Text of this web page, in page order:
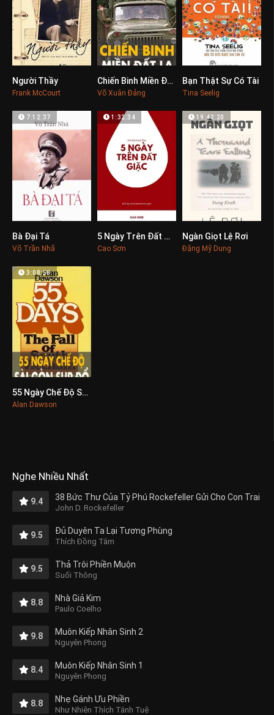
Người Thầy
Frank McCourt
0
Chiến Binh Miền Đất Lạ
Võ Xuân Đảng
0
Bạn Thật Sự Có Tài
Tina Seelig
7:12:37
Bà Đại Tá
Võ Trần Nhã
0
1:32:34
5 Ngày Trên Đất Địch
Cao Sơn
19:42:20
Ngàn Giọt Lệ Rơi
Đặng Mỹ Dung
0
3:08:58
55 Ngày Chế Độ Sài Gòn Sụp Đổ
Alan Dawson
Nghe Nhiều Nhất
9.4 38 Bức Thư Của Tỷ Phú Rockefeller Gửi Cho Con Trai
John D. Rockefeller
9.5 Đủ Duyên Ta Lại Tương Phùng
Thích Đồng Tâm
9.5 Thả Trôi Phiền Muộn
Suối Thông
8.8 Nhà Giả Kim
Paulo Coelho
9.8 Muôn Kiếp Nhân Sinh 2
Nguyên Phong
8.4 Muôn Kiếp Nhân Sinh 1
Nguyên Phong
8.8 Nhẹ Gánh Ưu Phiền
Như Nhiên Thích Tánh Tuệ